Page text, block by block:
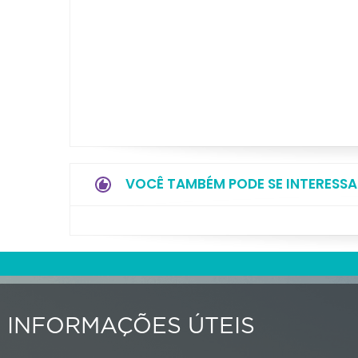
VOCÊ TAMBÉM PODE SE
INFORMAÇÕES ÚTEIS